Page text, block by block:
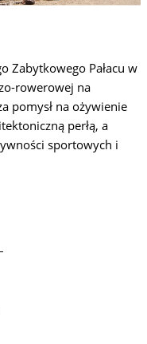
Zabytkowego Pałacu w
rowerowej na
pomysł na ożywienie
perłą, a
sportowych i